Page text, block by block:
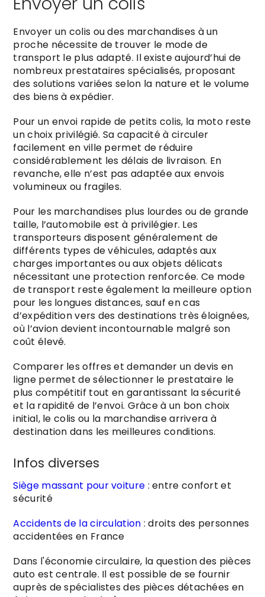
Envoyer un colis ou des marchandises à un
proche nécessite de trouver le mode de
transport le plus adapté. Il existe aujourd’hui de
nombreux prestataires spécialisés, proposant
des solutions variées selon la nature et le volume
des biens à expédier.
Pour un envoi rapide de petits colis, la moto reste
un choix privilégié. Sa capacité à circuler
facilement en ville permet de réduire
considérablement les délais de livraison. En
revanche, elle n’est pas adaptée aux envois
volumineux ou fragiles.
Pour les marchandises plus lourdes ou de grande
taille, l’automobile est à privilégier. Les
transporteurs disposent généralement de
différents types de véhicules, adaptés aux
charges importantes ou aux objets délicats
nécessitant une protection renforcée. Ce mode
de transport reste également la meilleure option
pour les longues distances, sauf en cas
d’expédition vers des destinations très éloignées,
où l’avion devient incontournable malgré son
coût élevé.
Comparer les offres et demander un devis en
ligne permet de sélectionner le prestataire le
plus compétitif tout en garantissant la sécurité
et la rapidité de l’envoi. Grâce à un bon choix
initial, le colis ou la marchandise arrivera à
destination dans les meilleures conditions.
Infos diverses
Siège massant pour voiture : entre confort et
sécurité
Accidents de la circulation : droits des personnes
accidentées en France
Dans l'économie circulaire, la question des pièces
auto est centrale. Il est possible de se fournir
auprès de spécialistes des pièces détachées en